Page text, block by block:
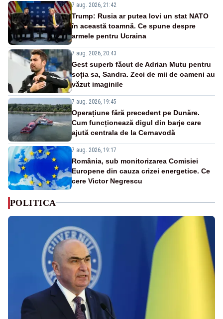
7 aug. 2026, 21:42
Trump: Rusia ar putea lovi un stat NATO
în această toamnă. Ce spune despre
armele pentru Ucraina
7 aug. 2026, 20:43
Gest superb făcut de Adrian Mutu pentru
soția sa, Sandra. Zeci de mii de oameni au
văzut imaginile
7 aug. 2026, 19:45
Operațiune fără precedent pe Dunăre.
Cum funcționează digul din barje care
ajută centrala de la Cernavodă
7 aug. 2026, 19:17
România, sub monitorizarea Comisiei
Europene din cauza crizei energetice. Ce
cere Victor Negrescu
POLITICA